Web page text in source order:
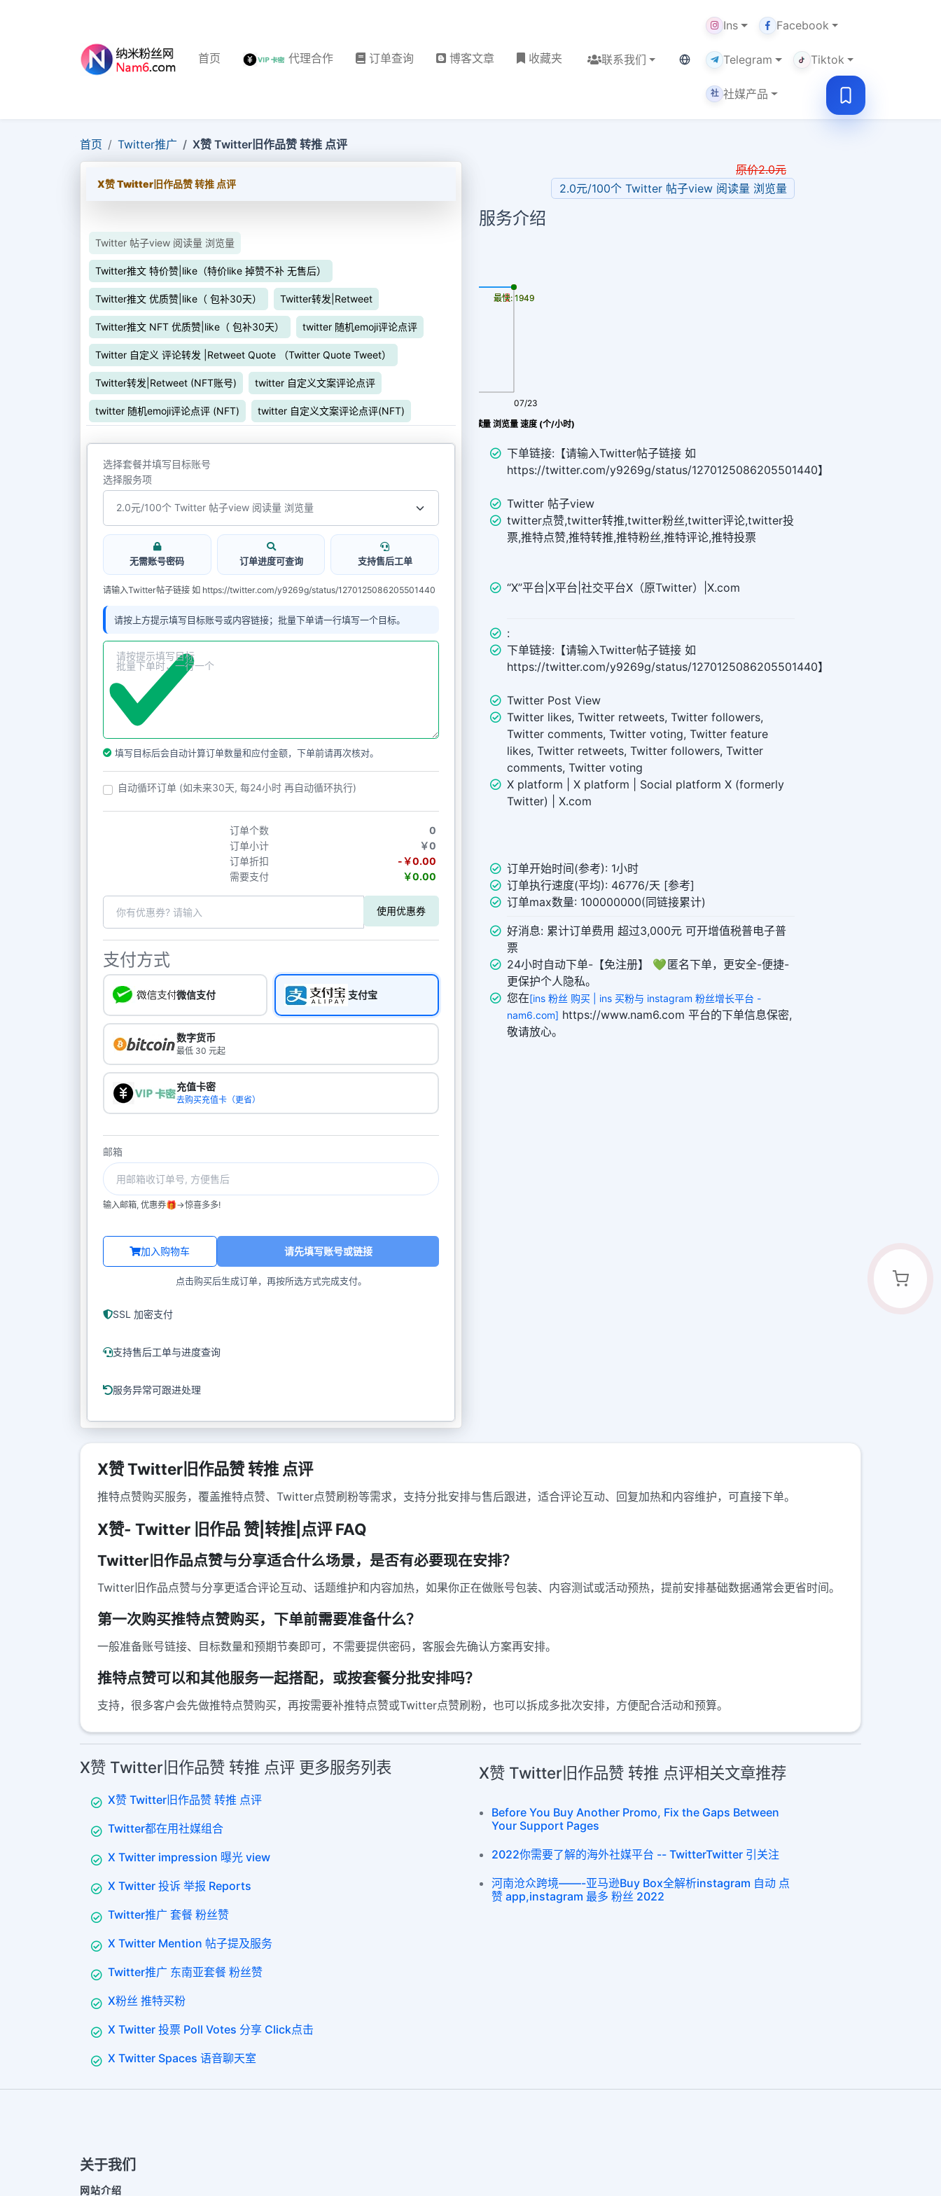
首页 代理合作 订单查询 博客文章 收藏夹 联系我们 当前语言：中文
Ins Facebook
Telegram Tiktok
社 社媒产品
首页 Twitter推广 X赞 Twitter旧作品赞 转推 点评
X赞 Twitter旧作品赞 转推 点评
Twitter 帖子view 阅读量 浏览量
Twitter推文 特价赞|like（特价like 掉赞不补 无售后）
Twitter推文 优质赞|like（ 包补30天） Twitter转发|Retweet
Twitter推文 NFT 优质赞|like（ 包补30天） twitter 随机emoji评论点评
Twitter 自定义 评论转发 |Retweet Quote （Twitter Quote Tweet）
Twitter转发|Retweet (NFT账号) twitter 自定义文案评论点评
twitter 随机emoji评论点评 (NFT) twitter 自定义文案评论点评(NFT)
选择套餐并填写目标账号
选择服务项
无需账号密码 订单进度可查询 支持售后工单
请输入Twitter帖子链接 如 https://twitter.com/y9269g/status/1270125086205501440
请按上方提示填写目标账号或内容链接；批量下单请一行填写一个目标。
填写目标后会自动计算订单数量和应付金额，下单前请再次核对。
自动循环订单 (如未来30天, 每24小时 再自动循环执行)
订单个数
0
订单小计
￥0
订单折扣
-￥0.00
需要支付
￥0.00
使用优惠券
支付方式
微信支付 支付宝
数字货币
最低 30 元起
充值卡密
去购买充值卡（更省）
邮箱
输入邮箱, 优惠券🎁->惊喜多多!
加入购物车 请先填写账号或链接
点击购买后生成订单，再按所选方式完成支付。
SSL 加密支付
支持售后工单与进度查询
服务异常可跟进处理
原价2.0元
2.0元/100个 Twitter 帖子view 阅读量 浏览量
服务介绍
Twitter 帖子view 阅读量 浏览量 速度 (个/小时)
07/23
最慢: 1949
最快: 1949
下单链接:【请输入Twitter帖子链接 如
https://twitter.com/y9269g/status/1270125086205501440】
Twitter 帖子view
twitter点赞,twitter转推,twitter粉丝,twitter评论,twitter投
票,推特点赞,推特转推,推特粉丝,推特评论,推特投票
“X”平台|X平台|社交平台X（原Twitter）|X.com
:
下单链接:【请输入Twitter帖子链接 如
https://twitter.com/y9269g/status/1270125086205501440】
Twitter Post View
Twitter likes, Twitter retweets, Twitter followers,
Twitter comments, Twitter voting, Twitter feature
likes, Twitter retweets, Twitter followers, Twitter
comments, Twitter voting
X platform | X platform | Social platform X (formerly
Twitter) | X.com
订单开始时间(参考): 1小时
订单执行速度(平均): 46776/天 [参考]
订单max数量: 100000000(同链接累计)
好消息: 累计订单费用 超过3,000元 可开增值税普电子普
票
24小时自动下单-【免注册】 💚 匿名下单，更安全-便捷-
更保护个人隐私。
您在[ins 粉丝 购买 | ins 买粉与 instagram 粉丝增长平台 -
nam6.com] https://www.nam6.com 平台的下单信息保密,
敬请放心。
X赞 Twitter旧作品赞 转推 点评
推特点赞购买服务，覆盖推特点赞、Twitter点赞刷粉等需求，支持分批安排与售后跟进，适合评论互动、回复加热和内容维护，可直接下单。
X赞- Twitter 旧作品 赞|转推|点评 FAQ
Twitter旧作品点赞与分享适合什么场景，是否有必要现在安排？
Twitter旧作品点赞与分享更适合评论互动、话题维护和内容加热，如果你正在做账号包装、内容测试或活动预热，提前安排基础数据通常会更省时间。
第一次购买推特点赞购买，下单前需要准备什么？
一般准备账号链接、目标数量和预期节奏即可，不需要提供密码，客服会先确认方案再安排。
推特点赞可以和其他服务一起搭配，或按套餐分批安排吗？
支持，很多客户会先做推特点赞购买，再按需要补推特点赞或Twitter点赞刷粉，也可以拆成多批次安排，方便配合活动和预算。
X赞 Twitter旧作品赞 转推 点评 更多服务列表
X赞 Twitter旧作品赞 转推 点评
Twitter都在用社媒组合
X Twitter impression 曝光 view
X Twitter 投诉 举报 Reports
Twitter推广 套餐 粉丝赞
X Twitter Mention 帖子提及服务
Twitter推广 东南亚套餐 粉丝赞
X粉丝 推特买粉
X Twitter 投票 Poll Votes 分享 Click点击
X Twitter Spaces 语音聊天室
X赞 Twitter旧作品赞 转推 点评相关文章推荐
Before You Buy Another Promo, Fix the Gaps Between
Your Support Pages
2022你需要了解的海外社媒平台 -- TwitterTwitter 引关注
河南沧众跨境——-亚马逊Buy Box全解析instagram 自动 点
赞 app,instagram 最多 粉丝 2022
关于我们
网站介绍